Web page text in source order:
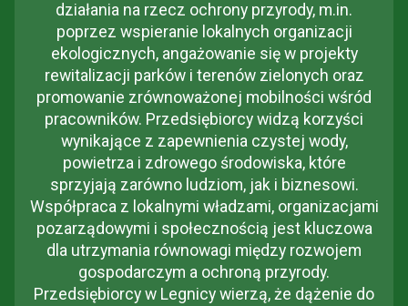
działania na rzecz ochrony przyrody, m.in.
poprzez wspieranie lokalnych organizacji
ekologicznych, angażowanie się w projekty
rewitalizacji parków i terenów zielonych oraz
promowanie zrównoważonej mobilności wśród
pracowników. Przedsiębiorcy widzą korzyści
wynikające z zapewnienia czystej wody,
powietrza i zdrowego środowiska, które
sprzyjają zarówno ludziom, jak i biznesowi.
Współpraca z lokalnymi władzami, organizacjami
pozarządowymi i społecznością jest kluczowa
dla utrzymania równowagi między rozwojem
gospodarczym a ochroną przyrody.
Przedsiębiorcy w Legnicy wierzą, że dążenie do